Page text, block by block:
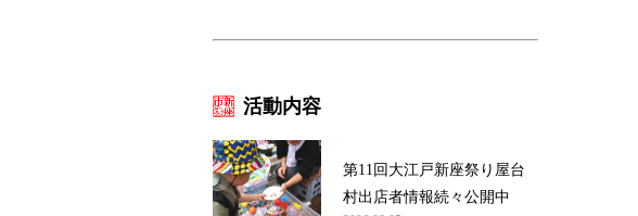
活動内容
第11回大江戸新座祭り屋台
村出店者情報続々公開中